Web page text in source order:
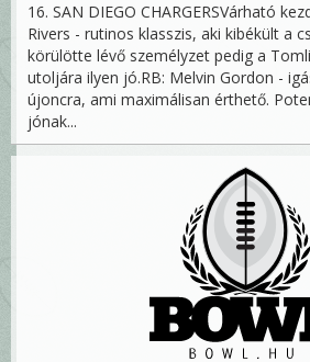
16. SAN DIEGO CHARGERSVárható
Rivers - rutinos klasszis, aki kibékült a
körülötte lévő személyzet pedig a
utoljára ilyen jó.RB: Melvin Gordon -
újoncra, ami maximálisan érthető.
jónak...